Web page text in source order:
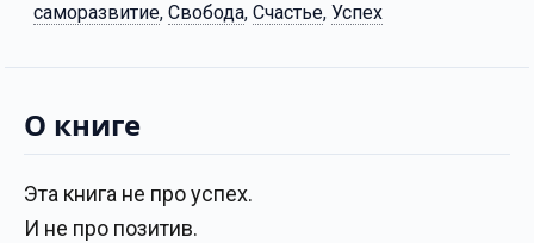
саморазвитие, Свобода, Счастье, Успех
О книге
Эта книга не про успех.
И не про позитив.